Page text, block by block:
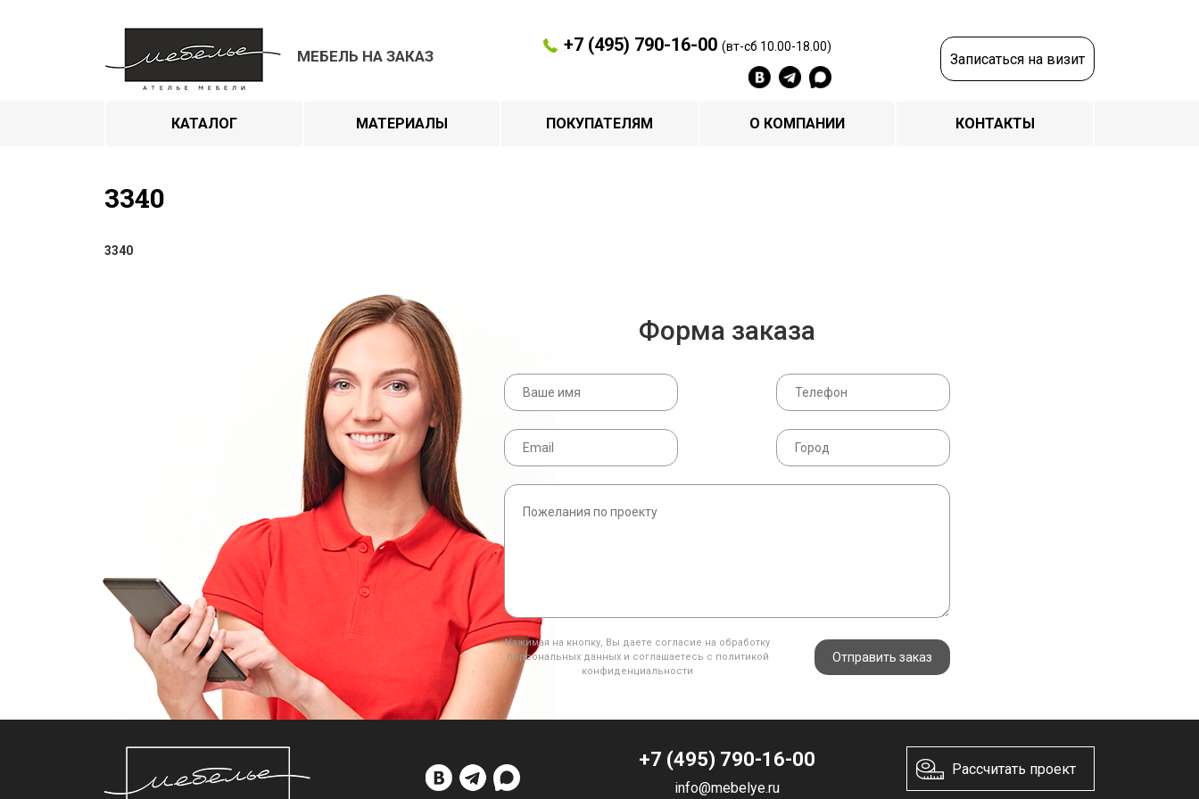
МЕБЕЛЬ НА ЗАКАЗ
+7 (495) 790-16-00 (вт-сб 10.00-18.00)
Записаться на визит
КАТАЛОГ МАТЕРИАЛЫ ПОКУПАТЕЛЯМ О КОМПАНИИ КОНТАКТЫ
3340
3340
Форма заказа
Нажимая на кнопку, Вы даете согласие на обработку
персональных данных и соглашаетесь с политикой
конфиденциальности
Отправить заказ
+7 (495) 790-16-00
info@mebelye.ru
Рассчитать проект